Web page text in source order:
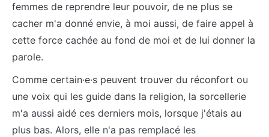
femmes de reprendre leur pouvoir, de ne plus se
cacher m'a donné envie, à moi aussi, de faire appel à
cette force cachée au fond de moi et de lui donner la
parole.
Comme certain·e·s peuvent trouver du réconfort ou
une voix qui les guide dans la religion, la sorcellerie
m'a aussi aidé ces derniers mois, lorsque j'étais au
plus bas. Alors, elle n'a pas remplacé les